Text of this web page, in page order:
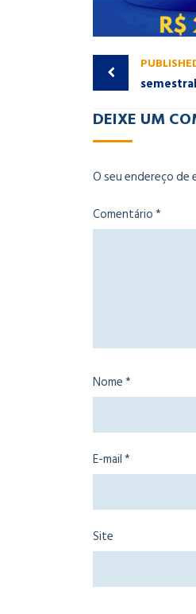
semestral
DEIXE UM
O seu endereço de
Comentário*
Nome*
E-mail*
Site